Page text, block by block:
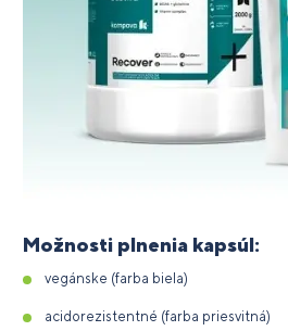
Možnosti plnenia kapsúl:
vegánske (farba biela)
acidorezistentné (farba priesvitná)